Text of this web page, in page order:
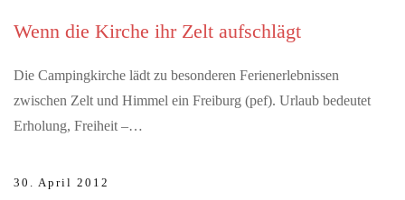
Wenn die Kirche ihr Zelt aufschlägt
Die Campingkirche lädt zu besonderen Ferienerlebnissen
zwischen Zelt und Himmel ein Freiburg (pef). Urlaub bedeutet
Erholung, Freiheit –…
30. April 2012